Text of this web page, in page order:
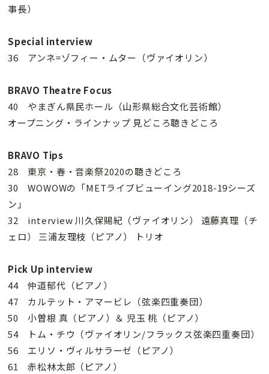
事長）
Special interview
36 アンネ=ゾフィー・ムター（ヴァイオリン）
BRAVO Theatre Focus
40 やまぎん県民ホール（山形県総合文化芸術館）
オープニング・ラインナップ 見どころ聴きどころ
BRAVO Tips
28 東京・春・音楽祭2020の聴きどころ
30 WOWOWの「METライブビューイング2018-19シーズ
ン」
32 interview 川久保賜紀（ヴァイオリン） 遠藤真理（チ
ェロ） 三浦友理枝（ピアノ） トリオ
Pick Up interview
44 仲道郁代（ピアノ）
47 カルテット・アマービレ（弦楽四重奏団）
50 小曽根 真（ピアノ）＆ 児玉 桃（ピアノ）
54 トム・チウ（ヴァイオリン/フラックス弦楽四重奏団）
56 エリソ・ヴィルサラーゼ（ピアノ）
61 赤松林太郎（ピアノ）